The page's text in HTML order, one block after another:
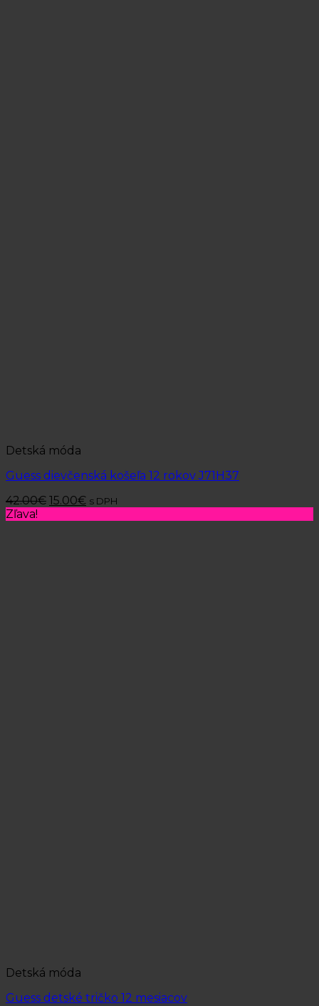
Detská móda
Guess dievčenská košeľa 12 rokov J71H37
42.00€ 15.00€ s DPH
Zľava!
Detská móda
Guess detské tričko 12 mesiacov